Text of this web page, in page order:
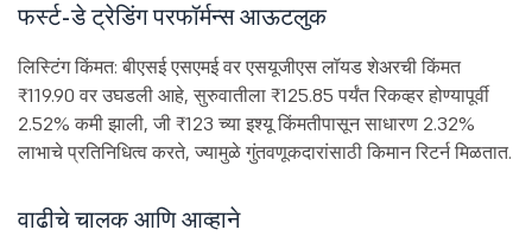
फर्स्ट-डे ट्रेडिंग परफॉर्मन्स आऊटलुक
लिस्टिंग किंमत: बीएसई एसएमई वर एसयूजीएस लॉयड शेअरची किंमत
₹119.90 वर उघडली आहे, सुरुवातीला ₹125.85 पर्यंत रिकव्हर होण्यापूर्वी
2.52% कमी झाली, जी ₹123 च्या इश्यू किंमतीपासून साधारण 2.32%
लाभाचे प्रतिनिधित्व करते, ज्यामुळे गुंतवणूकदारांसाठी किमान रिटर्न मिळतात.
वाढीचे चालक आणि आव्हाने